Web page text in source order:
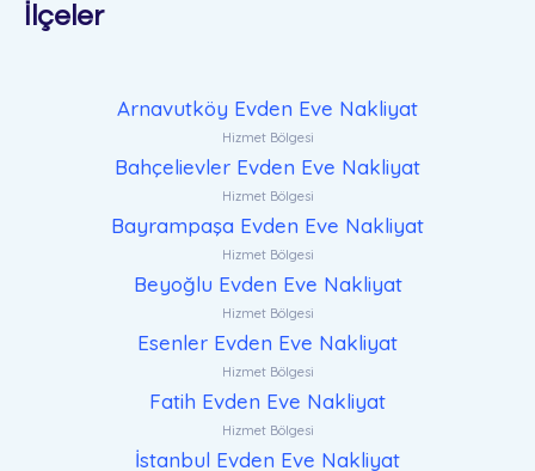
İlçeler
Arnavutköy Evden Eve Nakliyat
Hizmet Bölgesi
Bahçelievler Evden Eve Nakliyat
Hizmet Bölgesi
Bayrampaşa Evden Eve Nakliyat
Hizmet Bölgesi
Beyoğlu Evden Eve Nakliyat
Hizmet Bölgesi
Esenler Evden Eve Nakliyat
Hizmet Bölgesi
Fatih Evden Eve Nakliyat
Hizmet Bölgesi
İstanbul Evden Eve Nakliyat